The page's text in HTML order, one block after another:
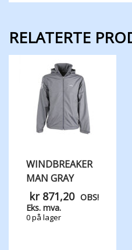
RELATERTE
WINDBREAKER
MAN GRAY
kr871,20 OBS!
Eks. mva.
0 på lager